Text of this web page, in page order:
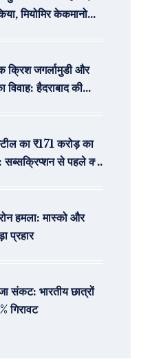
मियोमिर केकमानोविच
क्रिश जगर्लामुडी और
विवाह: हैदराबाद की
का ₹171 करोड़ का
से पहले क्या
हमला: मास्को और
प्रहार
संकट: भारतीय छात्रों
गिरावट